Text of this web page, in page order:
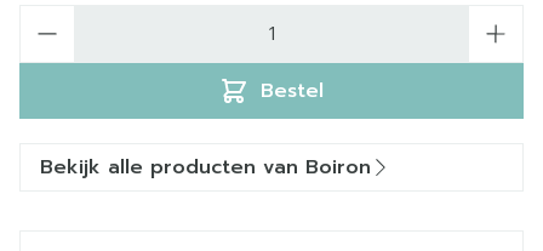
Bestel
Bekijk alle producten van Boiron